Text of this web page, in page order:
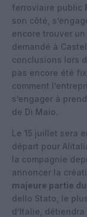
ferroviaire public
son côté,
encore trouver
demandé à
conclusions lors
pas encore été
comment
s’engager à
de Di Maio.
Le 15 juillet sera
départ pour
la compagnie
annoncer la
majeure partie
dello Stato, le
d’Italie,